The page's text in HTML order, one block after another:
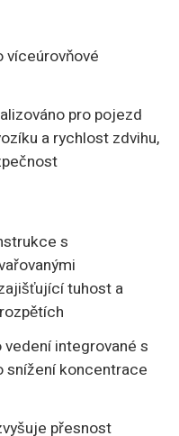
víceúrovňové
pro pojezd
a rychlost zdvihu,
s
tuhost a
integrované s
snížení koncentrace
přesnost